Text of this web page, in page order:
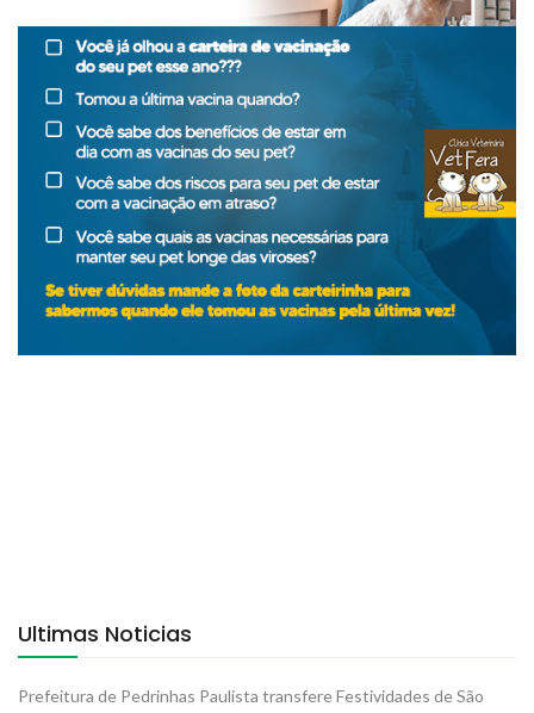
Ultimas Noticias
Prefeitura de Pedrinhas Paulista transfere Festividades de São